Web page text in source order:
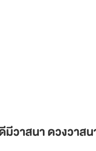
วาสนา ดวงวาส